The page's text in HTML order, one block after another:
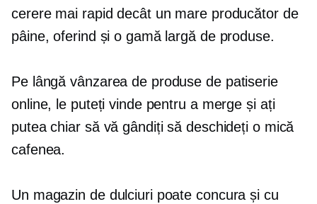
cerere mai rapid decât un mare producător de
pâine, oferind și o gamă largă de produse.
Pe lângă vânzarea de produse de patiserie
online, le puteți vinde pentru a merge și ați
putea chiar să vă gândiți să deschideți o mică
cafenea.
Un magazin de dulciuri poate concura și cu